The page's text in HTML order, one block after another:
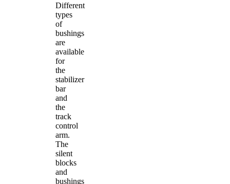
Different
types
of
bushings
are
available
for
the
stabilizer
bar
and
the
track
control
arm.
The
silent
blocks
and
bushings